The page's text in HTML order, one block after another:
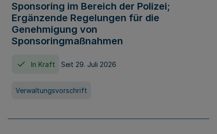
Sponsoring im Bereich der Polizei;
Ergänzende Regelungen für die
Genehmigung von
Sponsoringmaßnahmen
In Kraft Seit 29. Juli 2026
Verwaltungsvorschrift